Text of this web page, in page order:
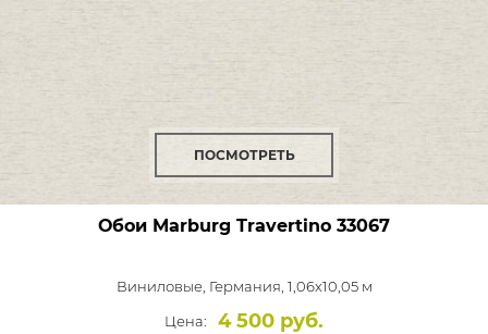
ПОСМОТРЕТЬ
Обои Marburg Travertino 33067
Виниловые, Германия, 1,06x10,05 м
Цена:
4 500 руб.